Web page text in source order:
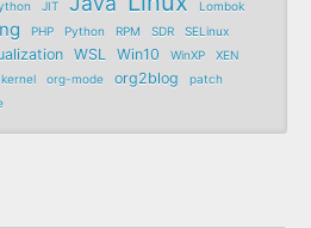
JIT
Lombok
PHP Python RPM SDR
SELinux
WSL Win10 WinXP
XEN
kernel org-mode org2blog
patch